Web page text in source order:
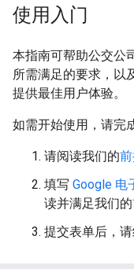
使用入门
本指南可帮助公交公
所需满足的要求，以
提供最佳用户体验。
如需开始使用，请完
请阅读我们的
填写 Google 电
读并满足我们的
提交表单后，